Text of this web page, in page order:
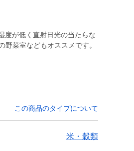
度が低く直射日光の当たらな
菜室などもオススメです。
この商品のタイプについて
米・穀類